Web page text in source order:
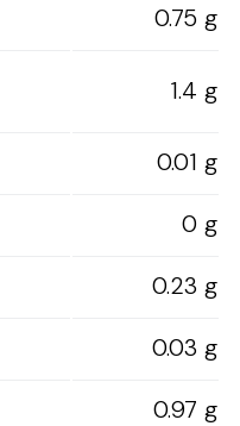
0.75 g
1.4 g
0.01 g
0 g
0.23 g
0.03 g
0.97 g